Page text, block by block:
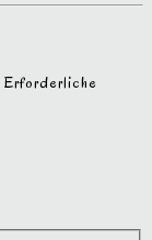
Erforderliche